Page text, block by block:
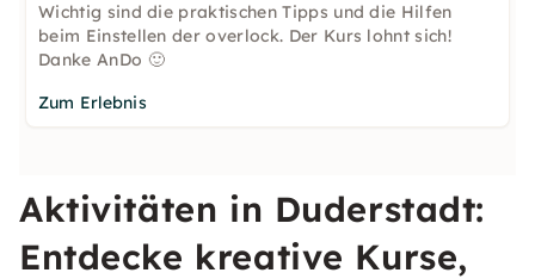
Wichtig sind die praktischen Tipps und die Hilfen
beim Einstellen der overlock. Der Kurs lohnt sich!
Danke AnDo 🙂
Zum Erlebnis
Aktivitäten in Duderstadt:
Entdecke kreative Kurse,